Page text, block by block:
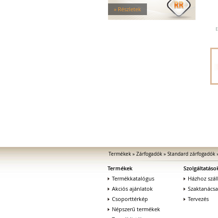
Tűzgátló zárfogadók
Nagy biztonságú zárfogadók
Zárfogadók üvegajtókhoz
» Részletek
Termékek» Zárfogadók» Standard zárfogadók
Termékek
Termékkatalógus
Akciós ajánlatok
Csoporttérkép
Népszerű termékek
Házhoz
Tervezés